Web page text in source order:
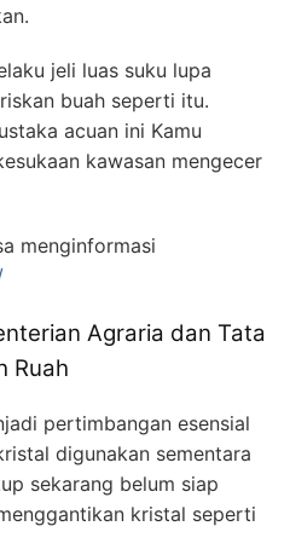
jeli luas suku lupa
buah seperti itu.
acuan ini Kamu
kawasan mengecer
menginformasi
Agraria dan Tata
Ruah
pertimbangan esensial
digunakan sementara
sekarang belum siap
kristal seperti